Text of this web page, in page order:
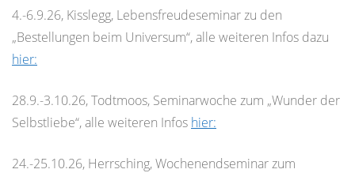
4.-6.9.26, Kisslegg, Lebensfreudeseminar zu den
„Bestellungen beim Universum“, alle weiteren Infos dazu
hier:
28.9.-3.10.26, Todtmoos, Seminarwoche zum „Wunder der
Selbstliebe“, alle weiteren Infos hier:
24.-25.10.26, Herrsching, Wochenendseminar zum